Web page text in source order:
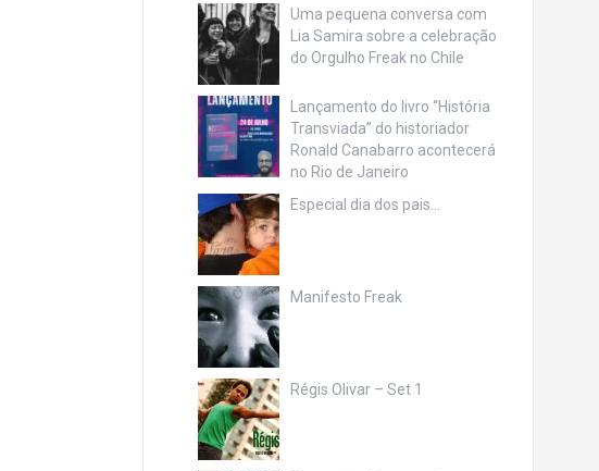
Uma pequena conversa com
Lia Samira sobre a celebração
do Orgulho Freak no Chile
Lançamento do livro “História
Transviada” do historiador
Ronald Canabarro acontecerá
no Rio de Janeiro
Especial dia dos pais…
Manifesto Freak
Régis Olivar – Set 1